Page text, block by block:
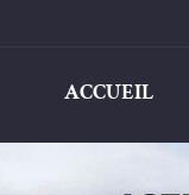
ACCUEIL